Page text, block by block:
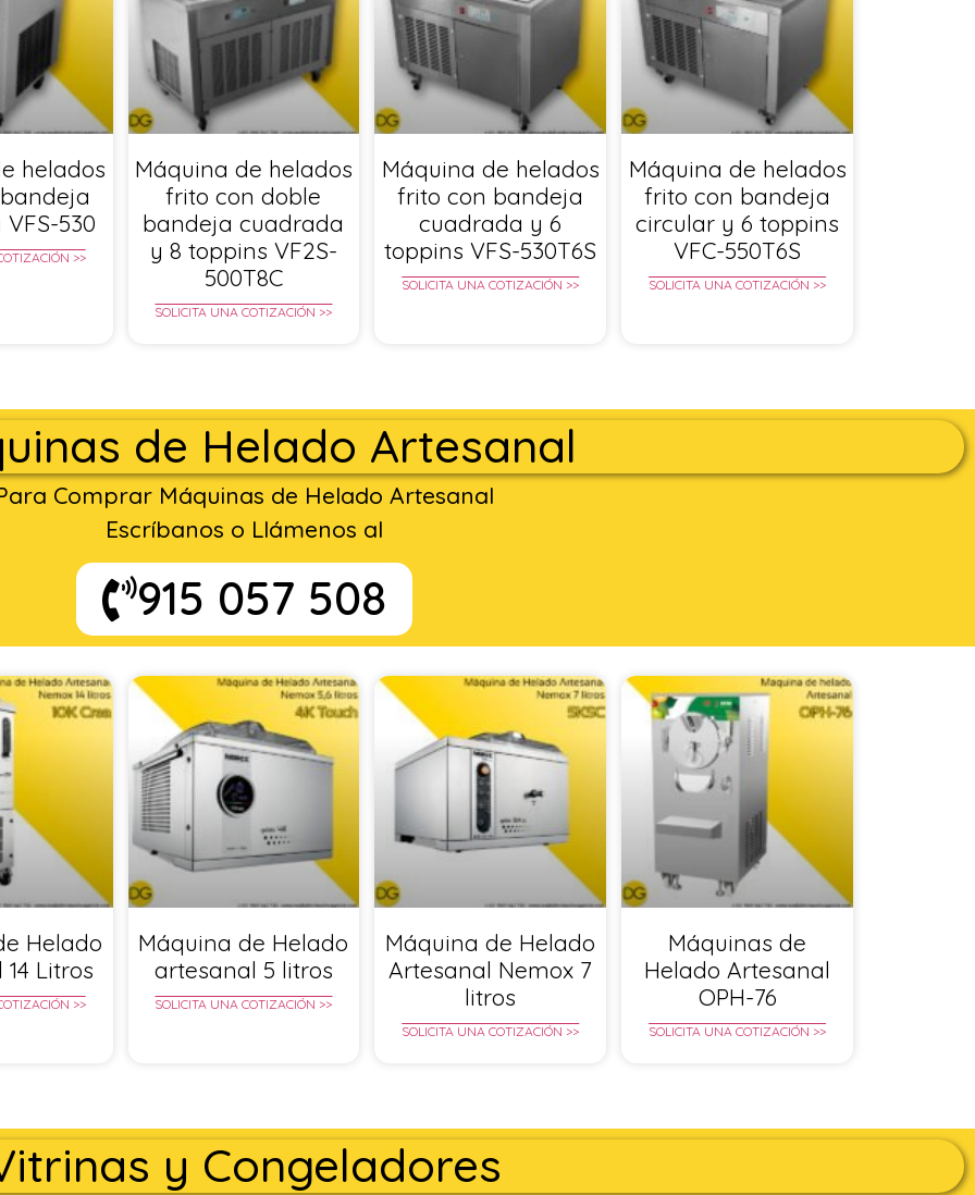
helados
530
>>
Máquina de helados
frito con doble
bandeja cuadrada
y 8 toppins VF2S-
500T8C
SOLICITA UNA COTIZACIÓN >>
Máquina de helados
frito con bandeja
cuadrada y 6
toppins VFS-530T6S
SOLICITA UNA COTIZACIÓN >>
Máquina de helados
frito con bandeja
circular y 6 toppins
VFC-550T6S
SOLICITA UNA COTIZACIÓN >>
de Helado Artesanal
Comprar Máquinas de Helado Artesanal
Escríbanos o Llámenos al
915 057 508
Helado
Litros
>>
Máquina de Helado
artesanal 5 litros
SOLICITA UNA COTIZACIÓN >>
Máquina de Helado
Artesanal Nemox 7
litros
SOLICITA UNA COTIZACIÓN >>
Máquinas de
Helado Artesanal
OPH-76
SOLICITA UNA COTIZACIÓN >>
y Congeladores